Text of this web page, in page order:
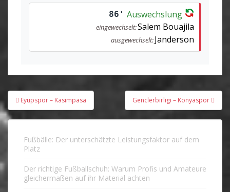
86' Auswechslung
eingewechselt:Salem Bouajila
ausgewechselt:Janderson
Beitragsnavigation
Eyüpspor – Kasimpasa Genclerbirligi – Konyaspor
Fußbälle: Der unterschätzte Leistungsfaktor auf dem
Platz
Der richtige Fußballschuh: Warum Profis und Amateure
gleichermaßen auf ihr Material achten